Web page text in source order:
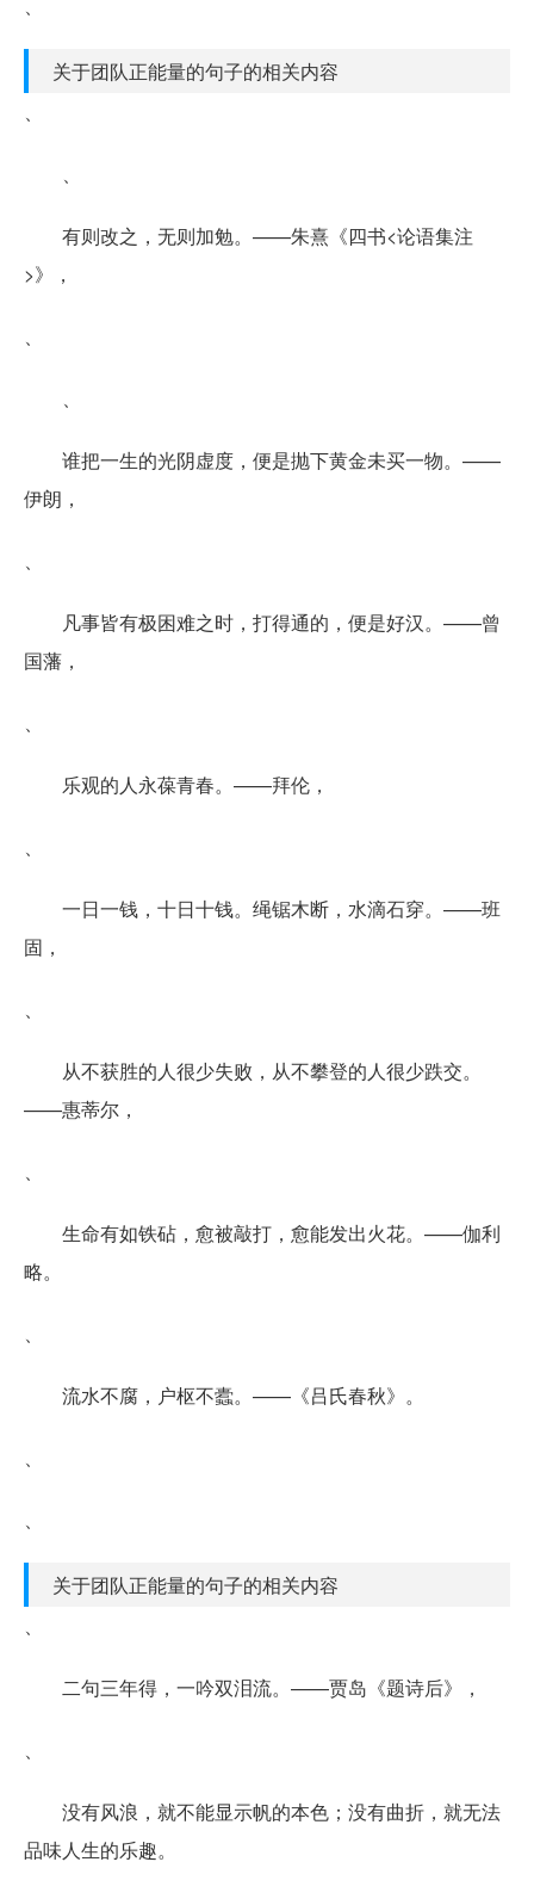
关于团队正能量的句子的相关内容
、
、
有则改之，无则加勉。——朱熹《四书<论语集注
>》，
、
、
谁把一生的光阴虚度，便是抛下黄金未买一物。——
伊朗，
、
凡事皆有极困难之时，打得通的，便是好汉。——曾
国藩，
、
乐观的人永葆青春。——拜伦，
、
一日一钱，十日十钱。绳锯木断，水滴石穿。——班
固，
、
从不获胜的人很少失败，从不攀登的人很少跌交。
——惠蒂尔，
、
生命有如铁砧，愈被敲打，愈能发出火花。——伽利
略。
、
流水不腐，户枢不蠹。——《吕氏春秋》。
、
、
关于团队正能量的句子的相关内容
、
二句三年得，一吟双泪流。——贾岛《题诗后》，
、
没有风浪，就不能显示帆的本色；没有曲折，就无法
品味人生的乐趣。